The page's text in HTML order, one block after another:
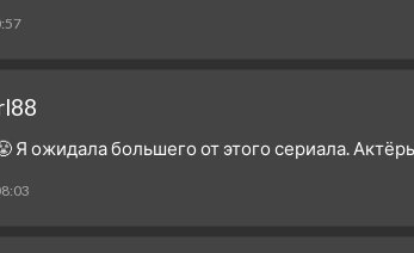
Я ожидала большего от этого сериала.